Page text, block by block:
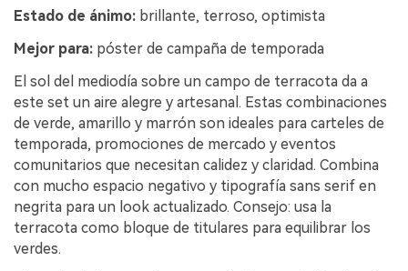
Estado de ánimo: brillante, terroso, optimista
Mejor para: póster de campaña de temporada
El sol del mediodía sobre un campo de terracota da a
este set un aire alegre y artesanal. Estas combinaciones
de verde, amarillo y marrón son ideales para carteles de
temporada, promociones de mercado y eventos
comunitarios que necesitan calidez y claridad. Combina
con mucho espacio negativo y tipografía sans serif en
negrita para un look actualizado. Consejo: usa la
terracota como bloque de titulares para equilibrar los
verdes.